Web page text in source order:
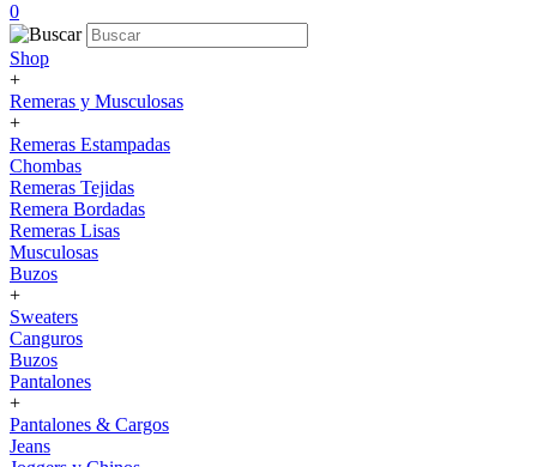
0
Shop
+
Remeras y Musculosas
+
Remeras Estampadas
Chombas
Remeras Tejidas
Remera Bordadas
Remeras Lisas
Musculosas
Buzos
+
Sweaters
Canguros
Buzos
Pantalones
+
Pantalones & Cargos
Jeans